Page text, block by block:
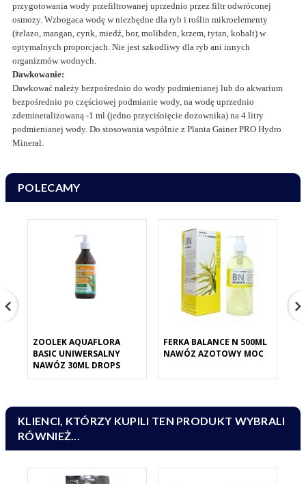
przygotowania wody przefiltrowanej uprzednio przez filtr odwróconej
osmozy. Wzbogaca wodę w niezbędne dla ryb i roślin mikroelementy
(żelazo, mangan, cynk, miedź, bor, molibden, krzem, tytan, kobalt) w
optymalnych proporcjach. Nie jest szkodliwy dla ryb ani innych
organizmów wodnych.
Dawkowanie:
Dawkować należy bezpośrednio do wody podmienianej lub do akwarium
bezpośrednio po częściowej podmianie wody, na wodę uprzednio
zdemineralizowaną -1 ml (jedno przyciśnięcie dozownika) na 4 litry
podmienianej wody. Do stosowania wspólnie z Planta Gainer PRO Hydro
Mineral.
POLECAMY
ZOOLEK AQUAFLORA
BASIC UNIWERSALNY
NAWÓZ 30ML DROPS
FERKA BALANCE N 500ML
NAWÓZ AZOTOWY MOC
KLIENCI, KTÓRZY KUPILI TEN PRODUKT WYBRALI
RÓWNIEŻ...